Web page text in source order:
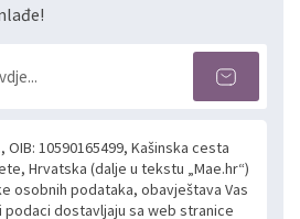
OIB: 10590165499, Kašinska cesta
Hrvatska (dalje u tekstu „Mae.hr“)
osobnih podataka, obavještava Vas
podaci dostavljaju sa web stranice